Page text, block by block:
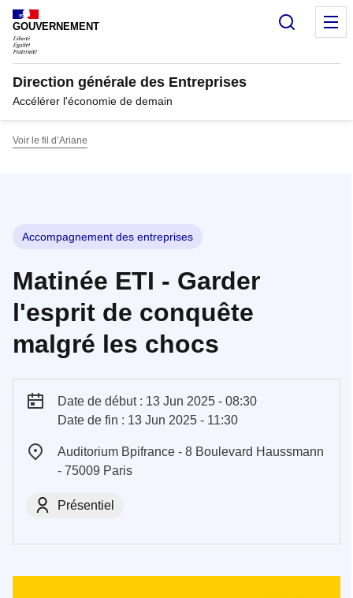
Panneau de gestion des cookies
GOUVERNEMENT
Direction générale des Entreprises
Accélérer l'économie de demain
Voir le fil d’Ariane
Accompagnement des entreprises
Matinée ETI - Garder
l'esprit de conquête
malgré les chocs
Date de début : 13 Jun 2025 - 08:30
Date de fin : 13 Jun 2025 - 11:30
Auditorium Bpifrance - 8 Boulevard Haussmann
- 75009 Paris
Présentiel